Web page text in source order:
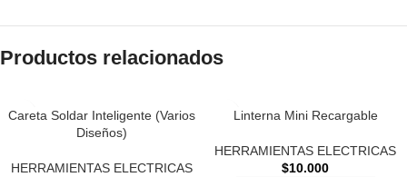
Productos relacionados
Careta Soldar Inteligente (Varios
Diseños)
HERRAMIENTAS ELECTRICAS
Linterna Mini Recargable
HERRAMIENTAS ELECTRICAS
$10.000